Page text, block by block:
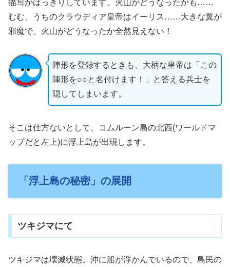
描写がはっきりしています。火山がどうなったかも……
むむ、うちのクラウディア皇帝はイーリス……大きな翼が
邪魔で、火山がどうなったか全然見えない！
陣形を登録するときも、大柄な皇帝は「この
陣形を○○と名付けます！」と答える兵士を
隠してしまいます。
そこは仕方ないとして、コムルーン島の北西(ワールドマ
ップだと左上)に浮上島が出現します。
「浮上島の秘密」の展開
ツキジマにて
ツキジマは壊滅状態。沖に船が浮かんでいるので、島民の